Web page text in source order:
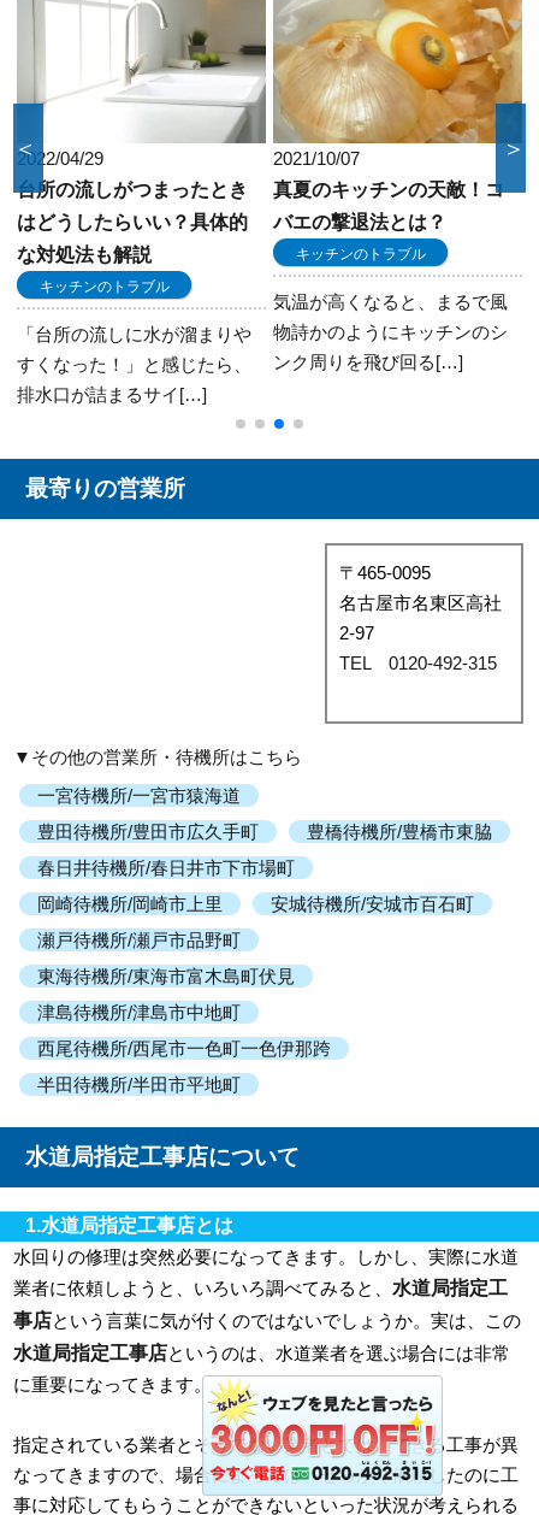
2022/04/29
台所の流しがつまったとき
はどうしたらいい？具体的
な対処法も解説
キッチンのトラブル
「台所の流しに水が溜まりや
すくなった！」と感じたら、
排水口が詰まるサイ[…]
2021/10/07
真夏のキッチンの天敵！コ
バエの撃退法とは？
キッチンのトラブル
気温が高くなると、まるで風
物詩かのようにキッチンのシ
ンク周りを飛び回る[…]
＜ ＞
最寄りの営業所
〒465-0095
名古屋市名東区高社
2-97
TEL 0120-492-315
▼その他の営業所・待機所はこちら
一宮待機所/一宮市猿海道
豊田待機所/豊田市広久手町
豊橋待機所/豊橋市東脇
春日井待機所/春日井市下市場町
岡崎待機所/岡崎市上里
安城待機所/安城市百石町
瀬戸待機所/瀬戸市品野町
東海待機所/東海市富木島町伏見
津島待機所/津島市中地町
西尾待機所/西尾市一色町一色伊那跨
半田待機所/半田市平地町
水道局指定工事店について
1.水道局指定工事店とは
水回りの修理は突然必要になってきます。しかし、実際に水道
業者に依頼しようと、いろいろ調べてみると、 水道局指定工
事店という言葉に気が付くのではないでしょうか。実は、この
水道局指定工事店というのは、水道業者を選ぶ場合には非常
に重要になってきます。
指定されている業者とそうでない業者とでは、できる工事が異
なってきますので、場合によっては、せっかく依頼したのに工
事に対応してもらうことができないといった状況が考えられる